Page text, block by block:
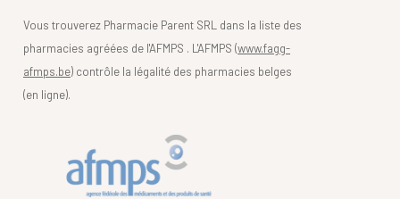
Vous trouverez Pharmacie Parent SRL dans la liste des
pharmacies agréées de l'AFMPS . L'AFMPS (www.fagg-
afmps.be) contrôle la légalité des pharmacies belges
(en ligne).